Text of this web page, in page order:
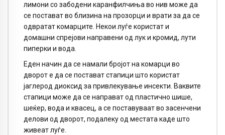
лимони со забодени каранфилчиња во нив може да
се постават во близина на прозорци и врати за да се
одвратат комарците. Некои луѓе користат и
домашни спрејови направени од лук и кромид, лути
пиперки и вода.
Еден начин да се намали бројот на комарци во
дворот е да се постават стапици што користат
јаглерод диоксид за привлекување инсекти. Ваквите
стапици може да се направат од пластично шише,
шеќер, вода и квасец, а се поставуваат во засенчени
делови од дворот, подалеку од местата каде што
живеат луѓе.